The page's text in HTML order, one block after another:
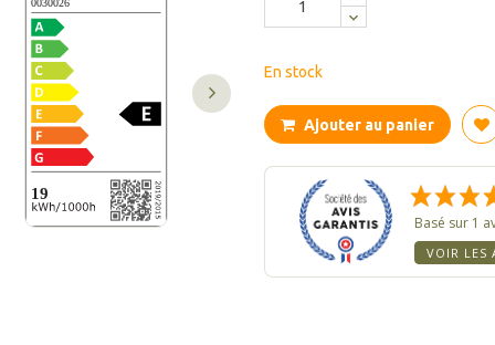
En stock
Ajouter au panier
Basé sur 1
VOIR LES